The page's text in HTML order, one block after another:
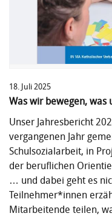
18. Juli 2025
Was wir bewegen, was
Unser Jahresbericht
vergangenen Jahr
Schulsozialarbeit, in
der beruflichen
… und dabei geht es
Teilnehmer*innen
Mitarbeitende teilen,